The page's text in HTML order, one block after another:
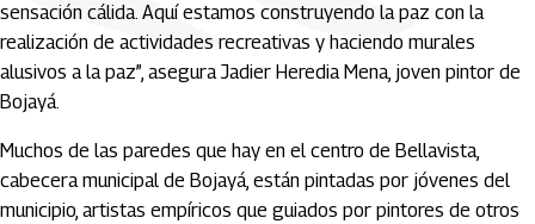
sensación cálida. Aquí estamos construyendo la paz con la
realización de actividades recreativas y haciendo murales
alusivos a la paz”, asegura Jadier Heredia Mena, joven pintor de
Bojayá.
Muchos de las paredes que hay en el centro de Bellavista,
cabecera municipal de Bojayá, están pintadas por jóvenes del
municipio, artistas empíricos que guiados por pintores de otros